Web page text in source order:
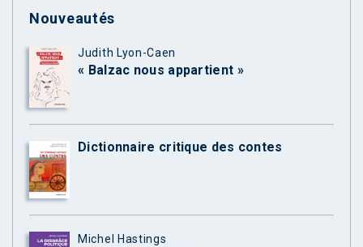
Nouveautés
Judith Lyon-Caen
« Balzac nous appartient »
Dictionnaire critique des contes
Michel Hastings